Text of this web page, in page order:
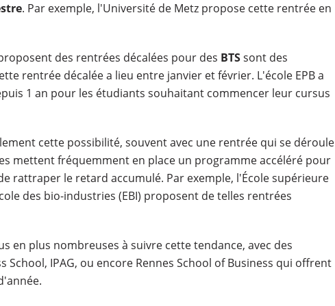
. Par exemple, l'Université de Metz propose cette rentrée en
des rentrées décalées pour des BTSsont des
rentrée décalée a lieu entre janvier et février. L'école EPB a
1 an pour les étudiants souhaitant commencer leur cursus
cette possibilité, souvent avec une rentrée qui se déroule
mettent fréquemment en place un programme accéléré pour
rattraper le retard accumulé. Par exemple, l'École supérieure
des bio-industries (EBI) proposent de telles rentrées
en plus nombreuses à suivre cette tendance, avec des
School, IPAG, ou encore Rennes School of Business qui offrent